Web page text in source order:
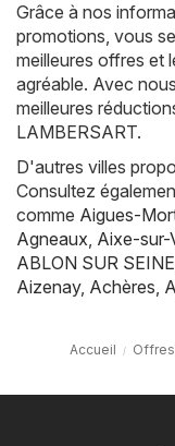
Grâce à nos
promotions, vous
meilleures offres et
agréable. Avec
meilleures
LAMBERSART.
D'autres villes
Consultez
comme Aigues-
Agneaux, Aixe-sur-
ABLON SUR SEINE
Aizenay, Achères,
Accueil Offres